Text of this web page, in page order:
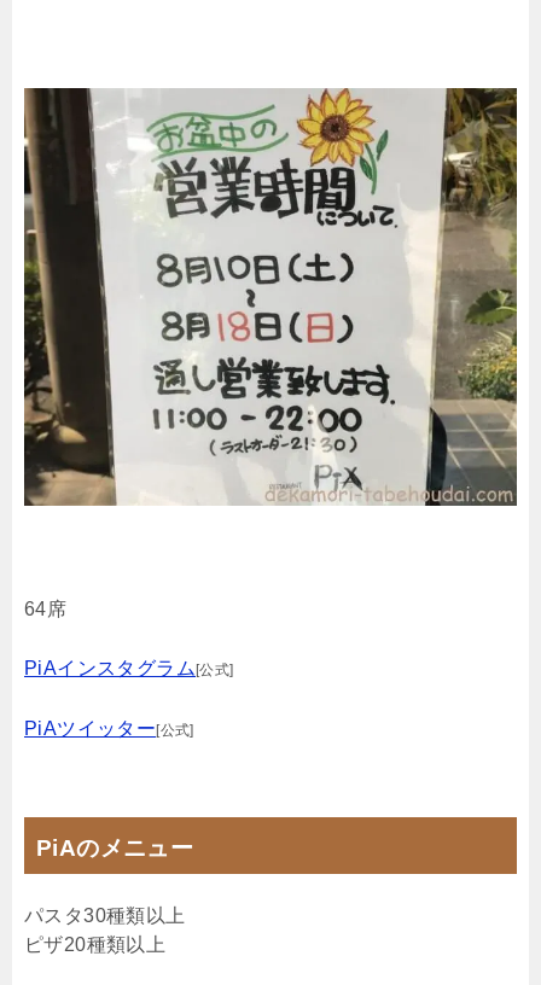
64席
PiAインスタグラム [公式]
PiAツイッター[公式]
PiAのメニュー
パスタ30種類以上
ピザ20種類以上